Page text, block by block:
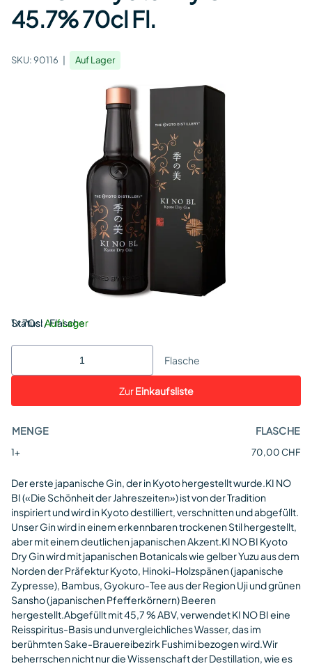
45.7% 70cl Fl.
SKU:90116 Auf Lager
Status:Auf Lager
1 x 70cl / Flasche
Flasche
ZurEinkaufsliste
MENGE FLASCHE
1+ 70,00 CHF
Der erste japanische Gin, der in Kyoto hergestellt wurde.KI NO
BI («Die Schönheit der Jahreszeiten») ist von der Tradition
inspiriert und wird in Kyoto destilliert, verschnitten und abgefüllt.
Unser Gin wird in einem erkennbaren trockenen Stil hergestellt,
aber mit einem deutlichen japanischen Akzent.KI NO BI Kyoto
Dry Gin wird mit japanischen Botanicals wie gelber Yuzu aus dem
Norden der Präfektur Kyoto, Hinoki-Holzspänen (japanische
Zypresse), Bambus, Gyokuro-Tee aus der Region Uji und grünen
Sansho (japanischen Pfefferkörnern) Beeren
hergestellt.Abgefüllt mit 45,7 % ABV, verwendet KI NO BI eine
Reisspiritus-Basis und unvergleichliches Wasser, das im
berühmten Sake-Brauereibezirk Fushimi bezogen wird.Wir
beherrschen nicht nur die Wissenschaft der Destillation, wie es